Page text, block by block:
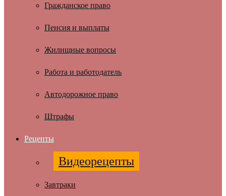
Гражданское право
Пенсия и выплаты
Жилищные вопросы
Работа и работодатель
Автодорожное право
Штрафы
Рецепты
Видеорецепты
Завтраки